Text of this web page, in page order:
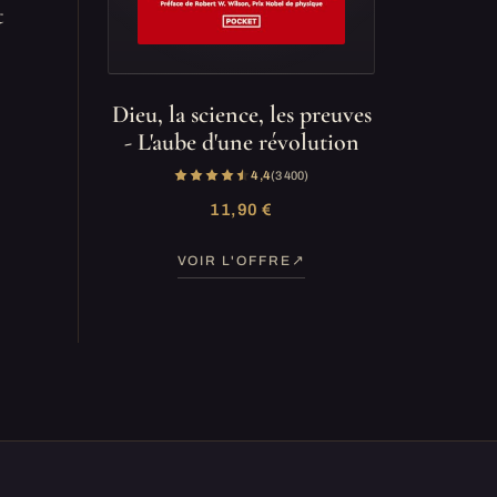
Dieu, la science, les preuves
- L'aube d'une révolution
4,4(3 400)
11,90 €
VOIR L'OFFRE